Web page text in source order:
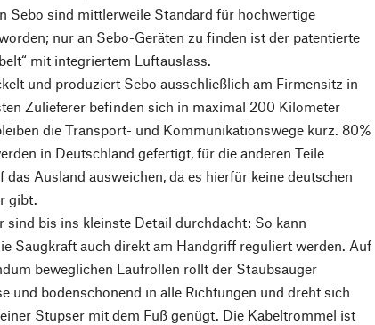
Sebo sind mittlerweile Standard für hochwertige
nur an Sebo-Geräten zu finden ist der patentierte
mit integriertem Luftauslass.
und produziert Sebo ausschließlich am Firmensitz in
Zulieferer befinden sich in maximal 200 Kilometer
die Transport- und Kommunikationswege kurz. 80%
in Deutschland gefertigt, für die anderen Teile
das Ausland ausweichen, da es hierfür keine deutschen
gibt.
sind bis ins kleinste Detail durchdacht: So kann
Saugkraft auch direkt am Handgriff reguliert werden. Auf
beweglichen Laufrollen rollt der Staubsauger
und bodenschonend in alle Richtungen und dreht sich
Stupser mit dem Fuß genügt. Die Kabeltrommel ist